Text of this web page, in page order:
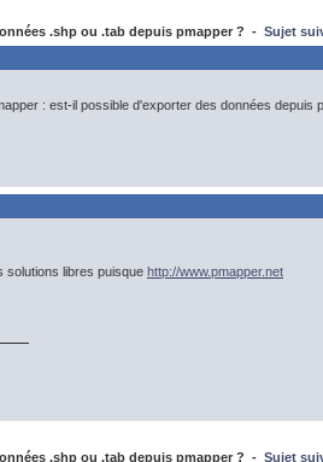
.shp ou .tab depuis pmapper ? - Sujet
: est-il possible d'exporter des données
solutions libres puisque http://www.pmapper.net
.shp ou .tab depuis pmapper ? - Sujet